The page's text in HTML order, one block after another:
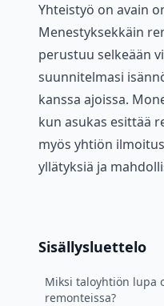
Yhteistyö on avain
Menestyksekkäin
perustuu selkeään
suunnitelmasi
kanssa ajoissa.
kun asukas esittää
myös yhtiön
yllätyksiä ja
Sisällysluettelo
Miksi taloyhtiön lupa
remonteissa?